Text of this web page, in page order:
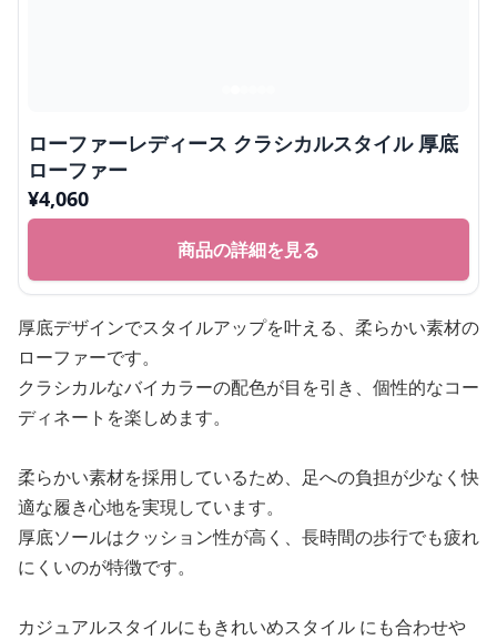
ローファーレディース クラシカルスタイル 厚底
ローファー
¥4,060
商品の詳細を見る
厚底デザインでスタイルアップを叶える、柔らかい素材の
ローファーです。
クラシカルなバイカラーの配色が目を引き、個性的なコー
ディネートを楽しめます。
柔らかい素材を採用しているため、足への負担が少なく快
適な履き心地を実現しています。
厚底ソールはクッション性が高く、長時間の歩行でも疲れ
にくいのが特徴です。
カジュアルスタイルにもきれいめスタイル にも合わせや